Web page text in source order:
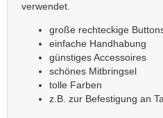
verwendet.
große rechteckige
einfache Handhabung
günstiges Accessoires
schönes Mitbringsel
tolle Farben
z.B. zur Befestigung an